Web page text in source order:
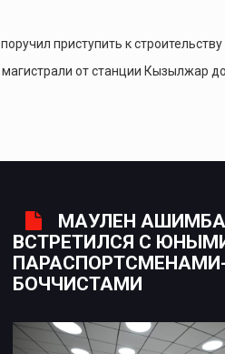
приступить к строительству
от станции Кызылжар
МАУЛЕН
ВСТРЕТИЛСЯ С
БОЧЧИСТАМИ